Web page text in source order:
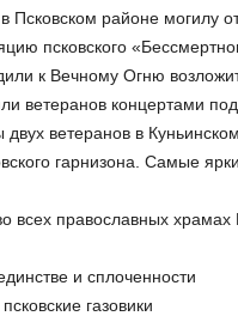
Псковском районе могилу
псковского
к Вечному Огню
ветеранов концертами
ветеранов в
гарнизона. Самые
православных храмах
и сплоченности
газовики